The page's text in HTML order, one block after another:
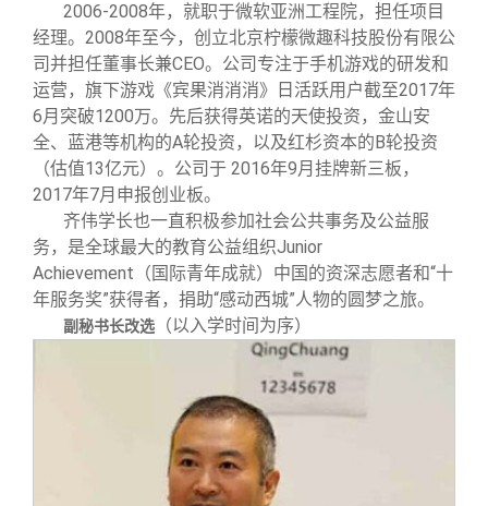
2006-2008年，就职于微软亚洲工程院，担任项目
经理。2008年至今，创立北京柠檬微趣科技股份有限公
司并担任董事长兼CEO。公司专注于手机游戏的研发和
运营，旗下游戏《宾果消消消》日活跃用户截至2017年
6月突破1200万。先后获得英诺的天使投资，金山安
全、蓝港等机构的A轮投资，以及红杉资本的B轮投资
（估值13亿元）。公司于 2016年9月挂牌新三板，
2017年7月申报创业板。
齐伟学长也一直积极参加社会公共事务及公益服
务，是全球最大的教育公益组织Junior
Achievement（国际青年成就）中国的资深志愿者和“十
年服务奖”获得者，捐助“感动西城”人物的圆梦之旅。
副秘书长改选 （以入学时间为序）